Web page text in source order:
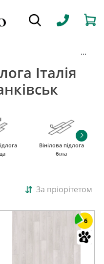
...
Італія
Вінілова підлога
біла
За пріорітетом
6